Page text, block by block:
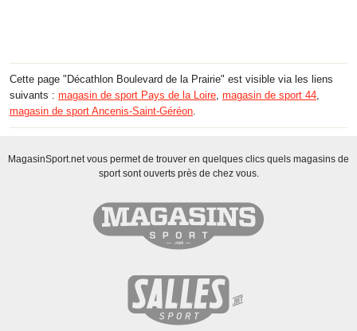
Cette page "Décathlon Boulevard de la Prairie" est visible via les liens
suivants : magasin de sport Pays de la Loire, magasin de sport 44,
magasin de sport Ancenis-Saint-Géréon.
MagasinSport.net vous permet de trouver en quelques clics quels magasins de
sport sont ouverts près de chez vous.